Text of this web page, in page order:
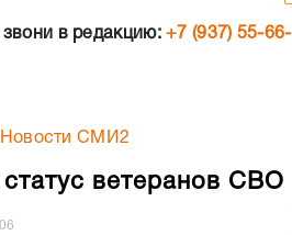
звони в редакцию:+7 (937) 55-
Новости СМИ2
ветеранов СВО